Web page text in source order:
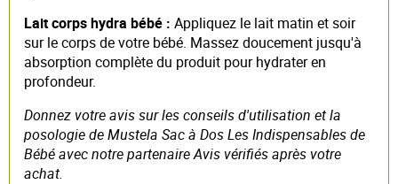
Lait corps hydra bébé : Appliquez le lait matin et soir
sur le corps de votre bébé. Massez doucement jusqu'à
absorption complète du produit pour hydrater en
profondeur.
Donnez votre avis sur les conseils d'utilisation et la
posologie de Mustela Sac à Dos Les Indispensables de
Bébé avec notre partenaire Avis vérifiés après votre
achat.